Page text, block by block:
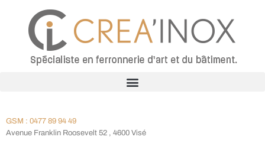
GSM : 0477 89 94 49
Avenue Franklin Roosevelt 52 , 4600 Visé